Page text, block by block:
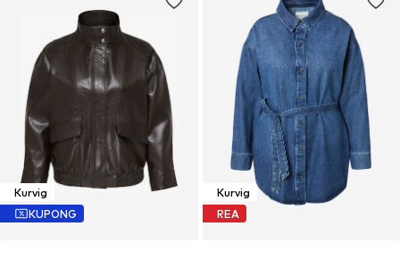
Kurvig
KUPONG
Kurvig
REA